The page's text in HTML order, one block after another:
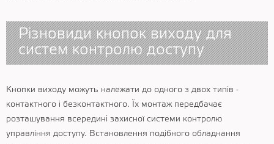
Різновиди кнопок виходу для
систем контролю доступу
Кнопки виходу можуть належати до одного з двох типів -
контактного і безконтактного. Їх монтаж передбачає
розташування всередині захисної системи контролю
управління доступу. Встановлення подібного обладнання